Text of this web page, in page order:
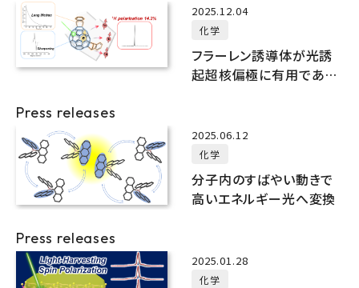
2025.12.04
化学
フラーレン誘導体が光誘
起超核偏極に有用である
Press releases
2025.06.12
化学
分子内のすばやい動きで
高いエネルギー光へ変換
Press releases
2025.01.28
化学